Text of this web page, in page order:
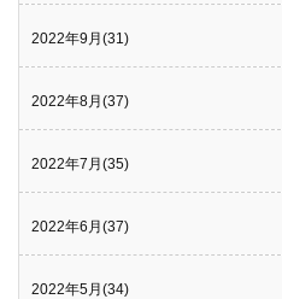
2022年9月(31)
2022年8月(37)
2022年7月(35)
2022年6月(37)
2022年5月(34)